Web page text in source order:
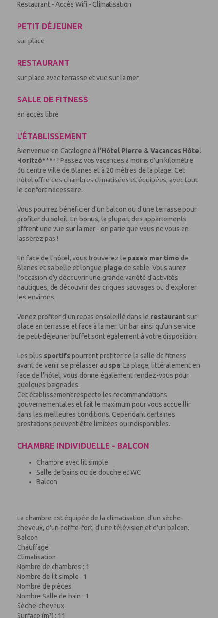
Restaurant - Accès Wifi - Climatisation
PETIT DÉJEUNER
sur place
RESTAURANT
sur place avec terrasse et vue sur la mer
SALLE DE FITNESS
en accès libre
L'ÉTABLISSEMENT
Bienvenue en Catalogne à l'Hôtel Pierre & Vacances Hôtel
Horitzó****! Passez vos vacances à moins d'un kilomètre
du centre ville de Blanes et à 20 mètres de la plage. Cet
hôtel offre des chambres climatisées et équipées, avec tout
le confort nécessaire.
Vous pourrez bénéficier d'un balcon ou d'une terrasse pour
profiter du soleil. En bonus, la plupart des appartements
offrent une vue sur la mer - on parie que vous ne vous en
lasserez pas !
En face de l'hôtel, vous trouverez le paseo maritimo de
Blanes et sa belle et longue plage de sable. Vous aurez
l'occasion d'y découvrir une grande variété d'activités
nautiques, de découvrir des criques sauvages ou d'explorer
les environs.
Venez profiter d'un repas ensoleillé dans le restaurant sur
place en terrasse et face à la mer. Un bar ainsi qu'un service
de petit-déjeuner buffet sont également à votre disposition.
Les plus sportifspourront profiter de la salle de fitness
avant de venir se prélasser au spa. La plage, littéralement en
face de l'hôtel, vous donne également rendez-vous pour
quelques baignades.
Cet établissement respecte les recommandations
gouvernementales et fait le maximum pour vous accueillir
dans les meilleures conditions. Cependant certaines
prestations peuvent être limitées ou indisponibles.
CHAMBRE INDIVIDUELLE - BALCON
Chambre avec lit simple
Salle de bains ou de douche et WC
Balcon
La chambre est équipée de la climatisation, d'un sèche-
cheveux, d'un coffre-fort, d'une télévision et d'un balcon.
Balcon
Chauffage
Climatisation
Nombre de chambres : 1
Nombre de lit simple : 1
Nombre de pièces
Nombre Salle de bain : 1
Sèche-cheveux
Surface (m²) : 11